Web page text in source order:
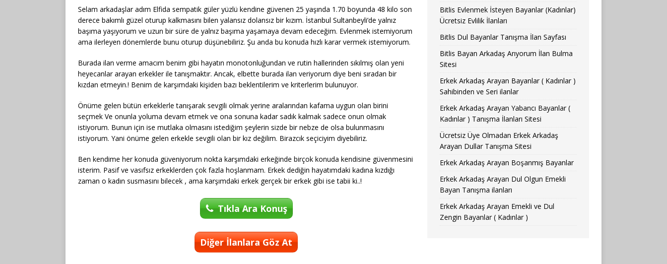
Selam arkadaşlar adım Elfida sempatik güler yüzlü kendine güvenen 25 yaşında 1.70 boyunda 48 kilo son
derece bakımlı güzel oturup kalkmasını bilen yalansız dolansız bir kızım. İstanbul Sultanbeyli’de yalnız
başıma yaşıyorum ve uzun bir süre de yalnız başıma yaşamaya devam edeceğim. Evlenmek istemiyorum
ama ilerleyen dönemlerde bunu oturup düşünebiliriz. Şu anda bu konuda hızlı karar vermek istemiyorum.
Burada ilan verme amacım benim gibi hayatın monotonluğundan ve rutin hallerinden sıkılmış olan yeni
heyecanlar arayan erkekler ile tanışmaktır. Ancak, elbette burada ilan veriyorum diye beni sıradan bir
kızdan etmeyin.! Benim de karşımdaki kişiden bazı beklentilerim ve kriterlerim bulunuyor.
Önüme gelen bütün erkeklerle tanışarak sevgili olmak yerine aralarından kafama uygun olan birini
seçmek Ve onunla yoluma devam etmek ve ona sonuna kadar sadık kalmak sadece onun olmak
istiyorum. Bunun için ise mutlaka olmasını istediğim şeylerin sizde bir nebze de olsa bulunmasını
istiyorum. Yani önüme gelen erkekle sevgili olan bir kız değilim. Birazcık seçiciyim diyebiliriz.
Ben kendime her konuda güveniyorum nokta karşımdaki erkeğinde birçok konuda kendisine güvenmesini
isterim. Pasif ve vasıfsız erkeklerden çok fazla hoşlanmam. Erkek dediğin hayatımdaki kadına kızdığı
zaman o kadın susmasını bilecek , ama karşımdaki erkek gerçek bir erkek gibi ise tabii ki..!
Tıkla Ara Konuş
Diğer İlanlara Göz At
Bitlis Evlenmek İsteyen Bayanlar (Kadınlar)
Ücretsiz Evlilik İlanları
Bitlis Dul Bayanlar Tanışma İlan Sayfası
Bitlis Bayan Arkadaş Arıyorum İlan Bulma
Sitesi
Erkek Arkadaş Arayan Bayanlar ( Kadınlar )
Sahibinden ve Seri ilanlar
Erkek Arkadaş Arayan Yabancı Bayanlar (
Kadınlar ) Tanışma İlanları Sitesi
Ücretsiz Üye Olmadan Erkek Arkadaş
Arayan Dullar Tanışma Sitesi
Erkek Arkadaş Arayan Boşanmış Bayanlar
Erkek Arkadaş Arayan Dul Olgun Emekli
Bayan Tanışma ilanları
Erkek Arkadaş Arayan Emekli ve Dul
Zengin Bayanlar ( Kadınlar )